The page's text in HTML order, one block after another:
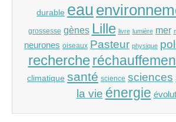
durable eau
grossesse gènes Lille livre lumière mer
neurones oiseaux Pasteur physique
recherche
climatique santé science sciences
la vie énergie